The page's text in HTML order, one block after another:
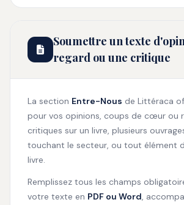
Soumettre un texte
regard ou une critique
La section Entre-Nous de Littéraca
pour vos opinions, coups de cœur ou
critiques sur un livre, plusieurs
touchant le secteur, ou tout élément
livre.
Remplissez tous les champs
votre texte en PDF ou Word,